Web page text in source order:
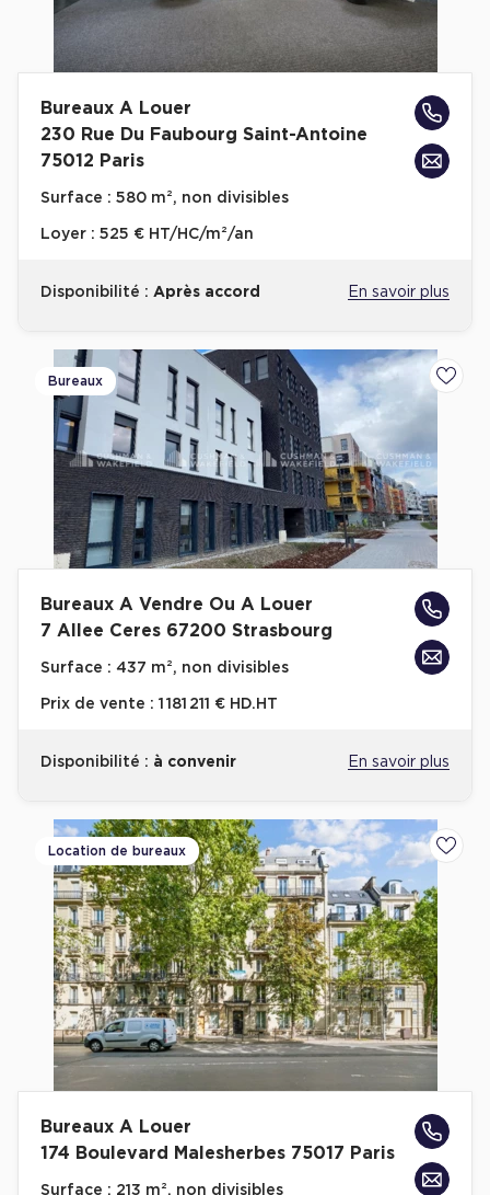
Bureaux A Louer
230 Rue Du Faubourg Saint-Antoine
75012 Paris
Surface : 580 m², non divisibles
Loyer : 525 € HT/HC/m²/an
Disponibilité : Après accord En savoir plus
Bureaux
Bureaux A Vendre Ou A Louer
7 Allee Ceres 67200 Strasbourg
Surface : 437 m², non divisibles
Prix de vente : 1 181 211 € HD.HT
Disponibilité : à convenir En savoir plus
Location de bureaux
Bureaux A Louer
174 Boulevard Malesherbes 75017 Paris
Surface : 213 m², non divisibles